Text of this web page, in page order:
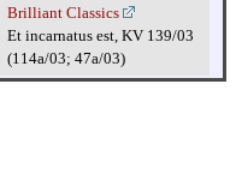
Brilliant Classics
Et incarnatus est, KV 139/03
(114a/03; 47a/03)